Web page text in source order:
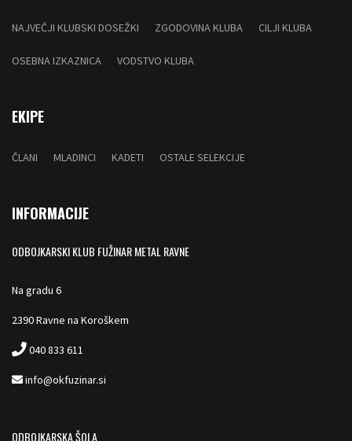
NAJVEČJI KLUBSKI DOSEŽKI ZGODOVINA KLUBA CILJI KLUBA
OSEBNA IZKAZNICA VODSTVO KLUBA
EKIPE
ČLANI MLADINCI KADETI OSTALE SELEKCIJE
INFORMACIJE
ODBOJKARSKI KLUB FUŽINAR METAL RAVNE
Na gradu 6
2390 Ravne na Koroškem
040 833 611
info@okfuzinar.si
ODBOJKARSKA ŠOLA